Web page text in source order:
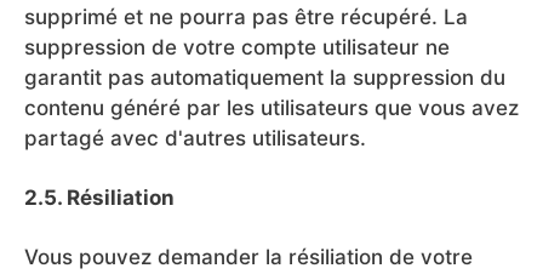
supprimé et ne pourra pas être récupéré. La
suppression de votre compte utilisateur ne
garantit pas automatiquement la suppression du
contenu généré par les utilisateurs que vous avez
partagé avec d'autres utilisateurs.
2.5. Résiliation
Vous pouvez demander la résiliation de votre